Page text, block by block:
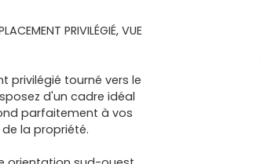
PRIVILÉGIÉ, VUE
privilégié tourné vers le
d'un cadre idéal
parfaitement à vos
la propriété.